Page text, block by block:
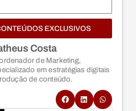
EXCLUSIVOS
Costa
de Marketing,
em estratégias digitais
de conteúdo.